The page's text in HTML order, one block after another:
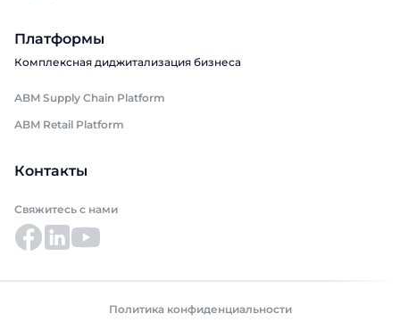
Платформы
Комплексная диджитализация бизнеса
ABM Supply Chain Platform
ABM Retail Platform
Контакты
Свяжитесь с нами
Политика конфиденциальности